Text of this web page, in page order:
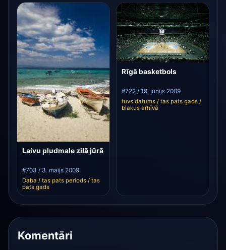
Laivu pludmale zilā jūrā
#703 / 3. maijs 2009
Daba / tas pats periods / tas
pats gads
Rīgā basketbols
#722 / 19. jūnijs 2009
tuvs datums / tas pats gads /
blakus arhīvā
Komentāri